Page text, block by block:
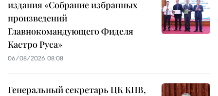
издания «Собрание избранных
произведений
Главнокомандующего Фиделя
Кастро Руса»
06/08/2026 08:08
Генеральный секретарь ЦК КПВ,